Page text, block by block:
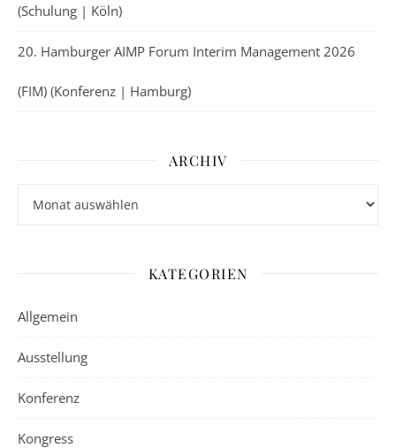
(Schulung | Köln)
20. Hamburger AIMP Forum Interim Management 2026
(FIM) (Konferenz | Hamburg)
ARCHIV
KATEGORIEN
Allgemein
Ausstellung
Konferenz
Kongress